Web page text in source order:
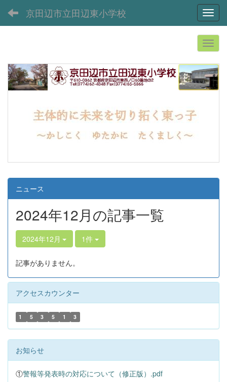
京田辺市立田辺東小学校
ニュース
2024年12月の記事一覧
2024年12月 1件
記事がありません。
アクセスカウンター
1 5 3 5 1 3
お知らせ
①警報等発表時の対応について（修正版）.pdf